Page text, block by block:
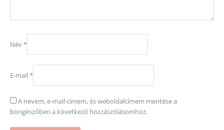
Név*
E-mail *
A nevem, e-mail címem, és weboldalcímem mentése a
böngészőben a következő hozzászólásomhoz.